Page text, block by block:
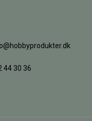
44 30 36